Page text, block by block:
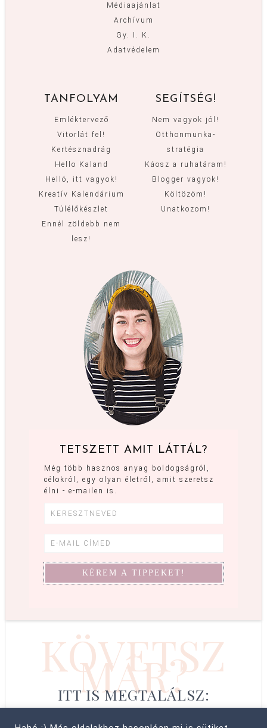
Médiaajánlat
Archívum
Gy. I. K.
Adatvédelem
TANFOLYAM
Emléktervező
Vitorlát fel!
Kertésznadrág
Hello Kaland
Helló, itt vagyok!
Kreatív Kalendárium
Túlélőkészlet
Ennél zöldebb nem
lesz!
SEGÍTSÉG!
Nem vagyok jól!
Otthonmunka-
stratégia
Káosz a ruhatáram!
Blogger vagyok!
Költözöm!
Unatkozom!
TETSZETT AMIT LÁTTÁL?
Még több hasznos anyag boldogságról,
célokról, egy olyan életről, amit szeretsz
élni - e-mailen is.
KÖVETSZ
MÁR?
ITT IS MEGTALÁLSZ: